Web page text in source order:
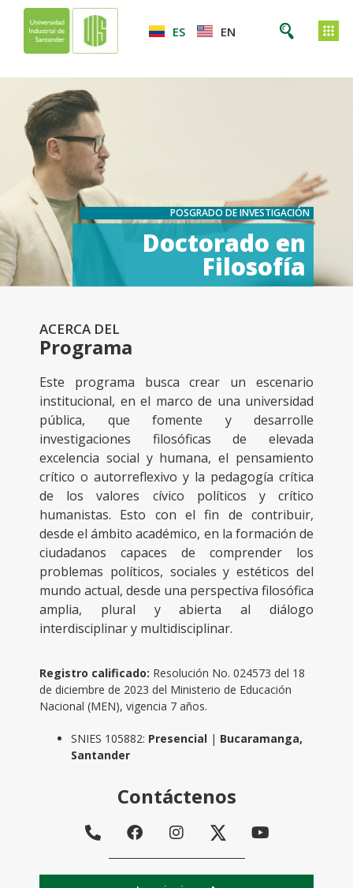
ES EN
POSGRADO DE INVESTIGACIÓN
Doctorado en
Filosofía
ACERCA DEL
Programa
Este programa busca crear un escenario
institucional, en el marco de una universidad
pública, que fomente y desarrolle
investigaciones filosóficas de elevada
excelencia social y humana, el pensamiento
crítico o autorreflexivo y la pedagogía crítica
de los valores cívico políticos y crítico
humanistas. Esto con el fin de contribuir,
desde el ámbito académico, en la formación de
ciudadanos capaces de comprender los
problemas políticos, sociales y estéticos del
mundo actual, desde una perspectiva filosófica
amplia, plural y abierta al diálogo
interdisciplinar y multidisciplinar.
Registro calificado: Resolución No. 024573 del 18
de diciembre de 2023 del Ministerio de Educación
Nacional (MEN), vigencia 7 años.
SNIES 105882: Presencial | Bucaramanga,
Santander
Contáctenos